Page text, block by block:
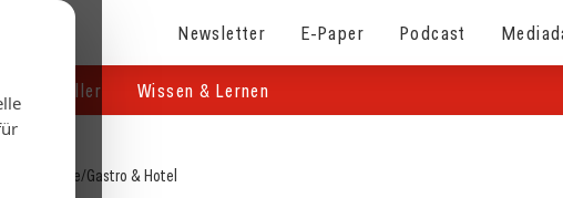
Newsletter E-Paper Podcast
& Hersteller Wissen & Lernen
Startseite/Gastro & Hotel